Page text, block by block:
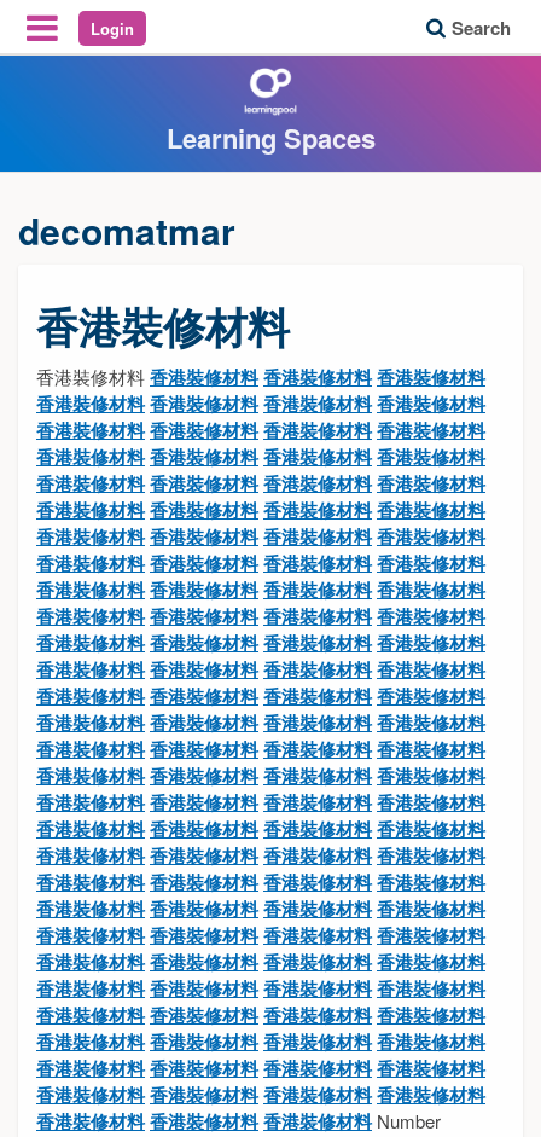
Reveal Off-Canvas Navigation
Login Search
Learning Spaces
decomatmar
香港裝修材料
香港裝修材料香港裝修材料香港裝修材料香港裝修材料
香港裝修材料香港裝修材料香港裝修材料香港裝修材料
香港裝修材料香港裝修材料香港裝修材料香港裝修材料
香港裝修材料香港裝修材料香港裝修材料香港裝修材料
香港裝修材料香港裝修材料香港裝修材料香港裝修材料
香港裝修材料香港裝修材料香港裝修材料香港裝修材料
香港裝修材料香港裝修材料香港裝修材料香港裝修材料
香港裝修材料香港裝修材料香港裝修材料香港裝修材料
香港裝修材料香港裝修材料香港裝修材料香港裝修材料
香港裝修材料香港裝修材料香港裝修材料香港裝修材料
香港裝修材料香港裝修材料香港裝修材料香港裝修材料
香港裝修材料香港裝修材料香港裝修材料香港裝修材料
香港裝修材料香港裝修材料香港裝修材料香港裝修材料
香港裝修材料香港裝修材料香港裝修材料香港裝修材料
香港裝修材料香港裝修材料香港裝修材料香港裝修材料
香港裝修材料香港裝修材料香港裝修材料香港裝修材料
香港裝修材料香港裝修材料香港裝修材料香港裝修材料
香港裝修材料香港裝修材料香港裝修材料香港裝修材料
香港裝修材料香港裝修材料香港裝修材料香港裝修材料
香港裝修材料香港裝修材料香港裝修材料香港裝修材料
香港裝修材料香港裝修材料香港裝修材料香港裝修材料
香港裝修材料香港裝修材料香港裝修材料香港裝修材料
香港裝修材料香港裝修材料香港裝修材料香港裝修材料
香港裝修材料香港裝修材料香港裝修材料香港裝修材料
香港裝修材料香港裝修材料香港裝修材料香港裝修材料
香港裝修材料香港裝修材料香港裝修材料香港裝修材料
香港裝修材料香港裝修材料香港裝修材料香港裝修材料
香港裝修材料香港裝修材料香港裝修材料香港裝修材料
香港裝修材料香港裝修材料香港裝修材料Number